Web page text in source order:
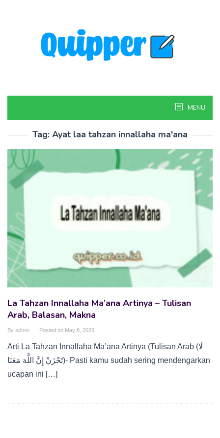
MENU
Tag: Ayat laa tahzan innallaha ma'ana
La Tahzan Innallaha Ma’ana Artinya – Tulisan
Arab, Balasan, Makna
By admin Posted on May 8, 2026
Arti La Tahzan Innallaha Ma’ana Artinya (Tulisan Arab (لَا
تَحْزَنْ إِنَّ اللَّهَ مَعَنَا)- Pasti kamu sudah sering mendengarkan
ucapan ini […]